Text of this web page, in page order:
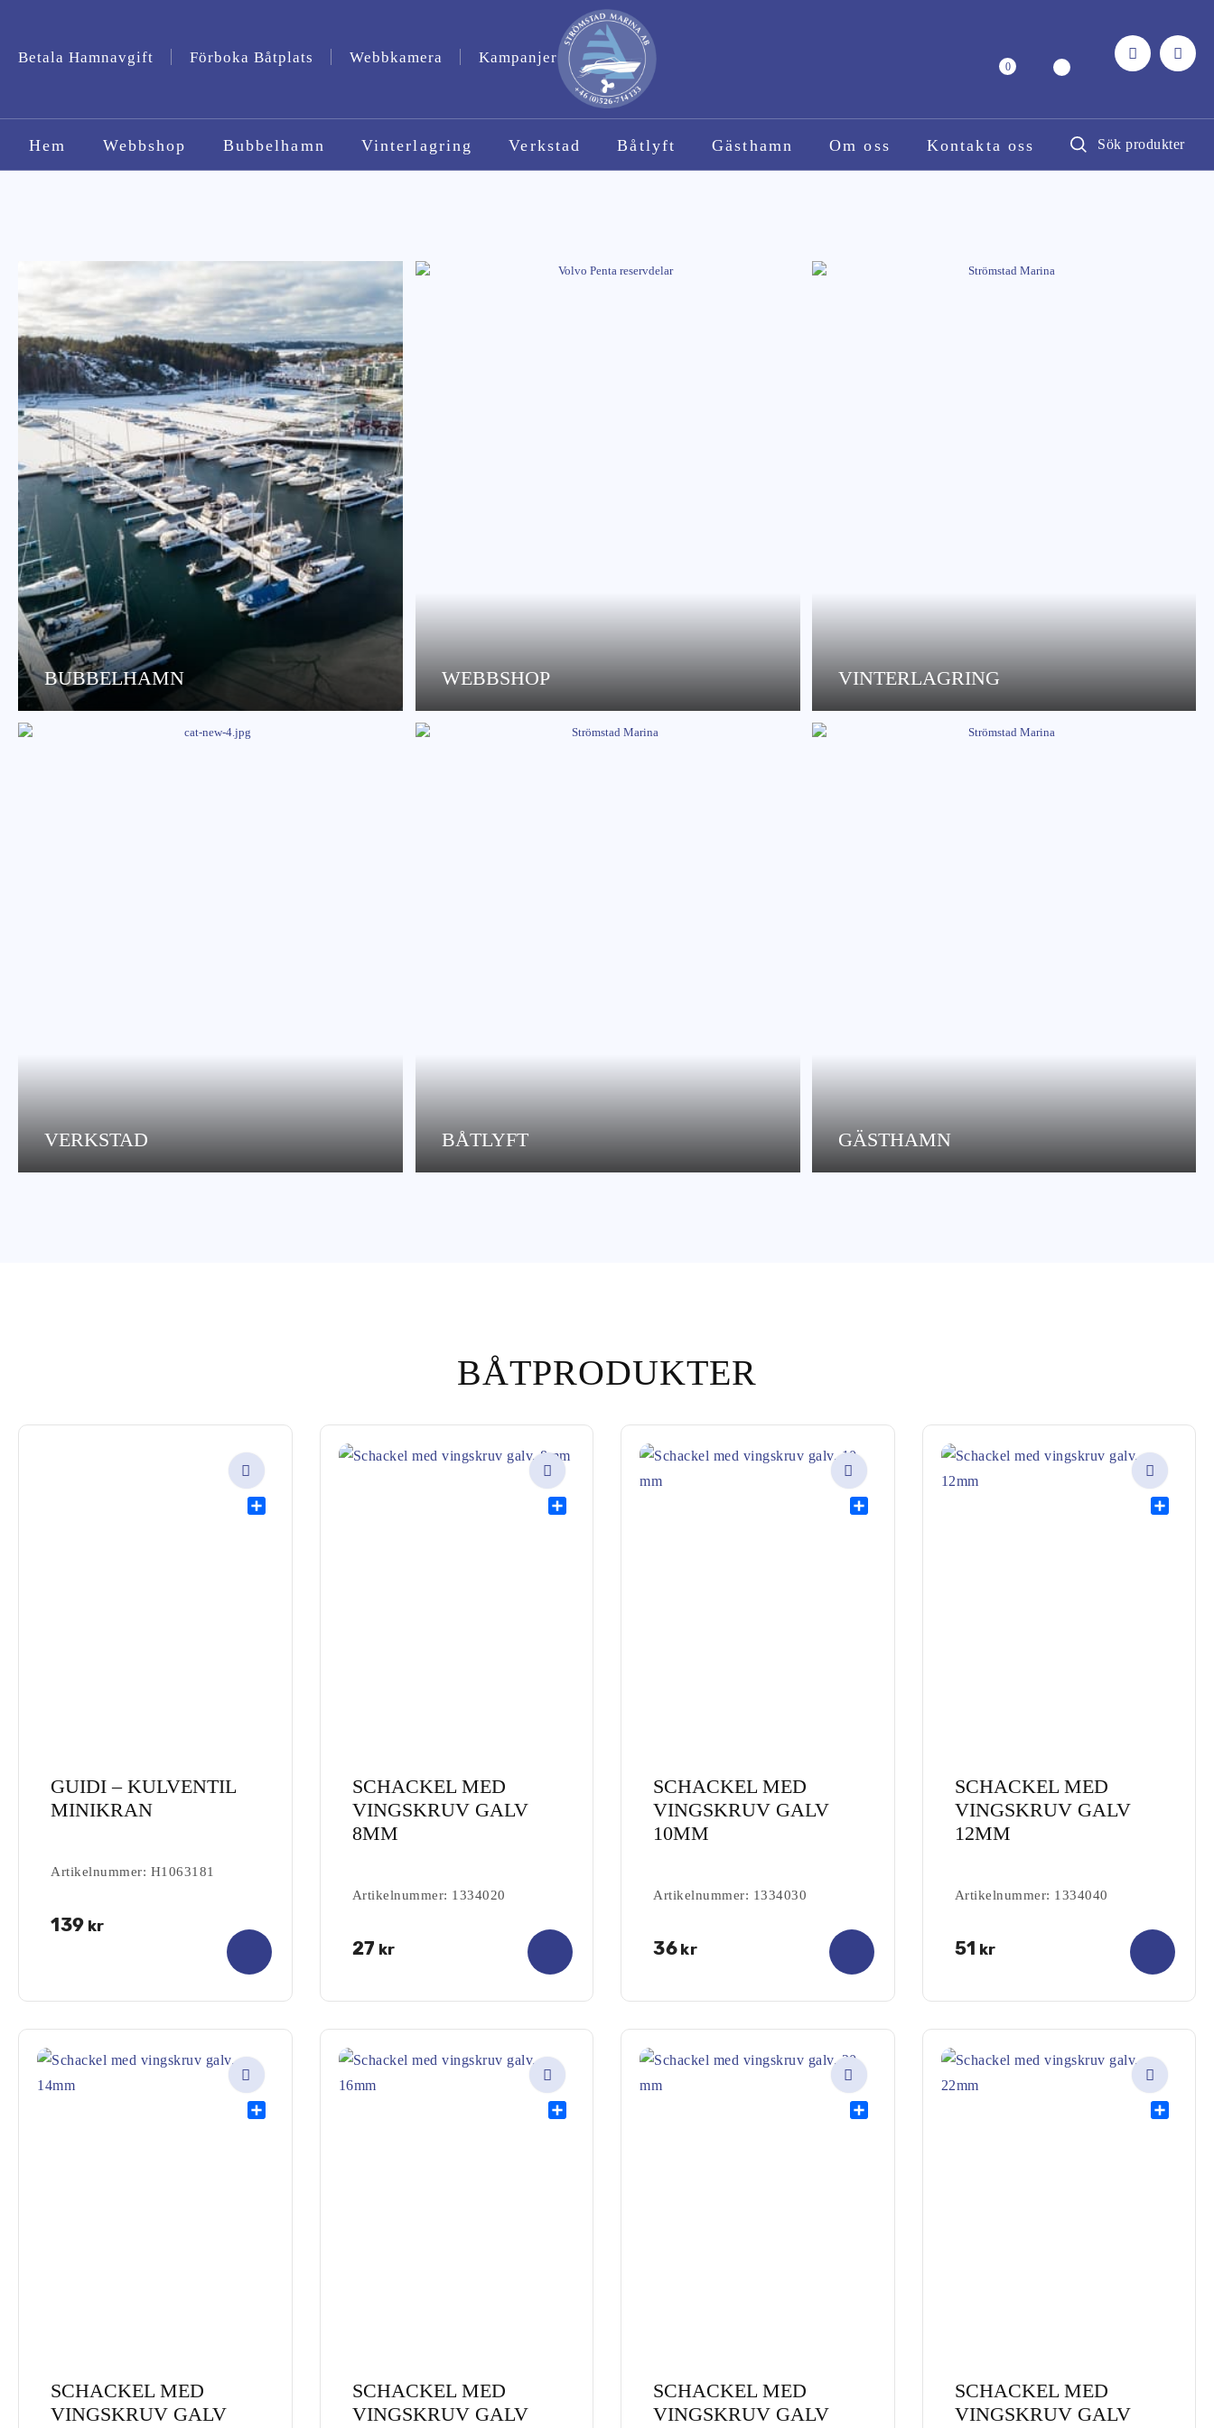
Betala Hamnavgift Förboka Båtplats Webbkamera Kampanjer
0
Hem Webbshop Bubbelhamn Vinterlagring Verkstad Båtlyft Gästhamn Om oss Kontakta oss
BUBBELHAMN WEBBSHOP VINTERLAGRING
VERKSTAD BÅTLYFT GÄSTHAMN
BÅTPRODUKTER
GUIDI – KULVENTIL
MINIKRAN
Artikelnummer: H1063181
0.00
139 kr
SCHACKEL MED
VINGSKRUV GALV
8MM
Artikelnummer: 1334020
0.00
27 kr
SCHACKEL MED
VINGSKRUV GALV
10MM
Artikelnummer: 1334030
0.00
36 kr
SCHACKEL MED
VINGSKRUV GALV
12MM
Artikelnummer: 1334040
0.00
51 kr
SCHACKEL MED
VINGSKRUV GALV
SCHACKEL MED
VINGSKRUV GALV
SCHACKEL MED
VINGSKRUV GALV
SCHACKEL MED
VINGSKRUV GALV